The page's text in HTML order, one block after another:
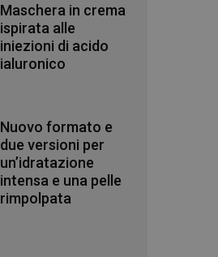
Maschera in crema
ispirata alle
iniezioni di acido
ialuronico
Nuovo formato e
due versioni per
un’idratazione
intensa e una pelle
rimpolpata